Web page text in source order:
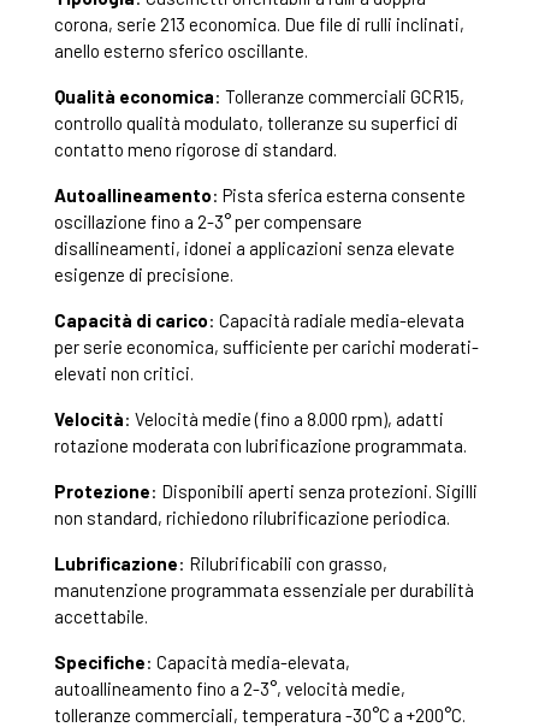
corona, serie 213 economica. Due file di rulli inclinati,
anello esterno sferico oscillante.
Qualità economica: Tolleranze commerciali GCR15,
controllo qualità modulato, tolleranze su superfici di
contatto meno rigorose di standard.
Autoallineamento: Pista sferica esterna consente
oscillazione fino a 2-3° per compensare
disallineamenti, idonei a applicazioni senza elevate
esigenze di precisione.
Capacità di carico: Capacità radiale media-elevata
per serie economica, sufficiente per carichi moderati-
elevati non critici.
Velocità: Velocità medie (fino a 8.000 rpm), adatti
rotazione moderata con lubrificazione programmata.
Protezione: Disponibili aperti senza protezioni. Sigilli
non standard, richiedono rilubrificazione periodica.
Lubrificazione: Rilubrificabili con grasso,
manutenzione programmata essenziale per durabilità
accettabile.
Specifiche: Capacità media-elevata,
autoallineamento fino a 2-3°, velocità medie,
tolleranze commerciali, temperatura -30°C a +200°C.